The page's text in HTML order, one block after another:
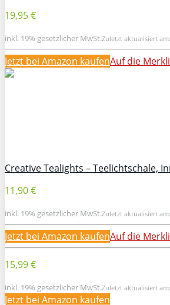
19,95 €
inkl. 19% gesetzlicher MwSt.Zuletzt aktualisiert
Jetzt bei Amazon kaufenAuf die
Creative Tealights – Teelichtschale,
11,90 €
inkl. 19% gesetzlicher MwSt.Zuletzt aktualisiert
Jetzt bei Amazon kaufenAuf die
15,99 €
inkl. 19% gesetzlicher MwSt.Zuletzt aktualisiert
Jetzt bei Amazon kaufen